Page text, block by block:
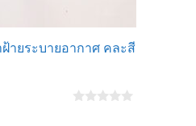
ายระบายอากาศ คละสี